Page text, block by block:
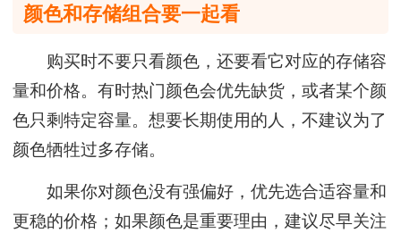
颜色和存储组合要一起看
购买时不要只看颜色，还要看它对应的存储容
量和价格。有时热门颜色会优先缺货，或者某个颜
色只剩特定容量。想要长期使用的人，不建议为了
颜色牺牲过多存储。
如果你对颜色没有强偏好，优先选合适容量和
更稳的价格；如果颜色是重要理由，建议尽早关注